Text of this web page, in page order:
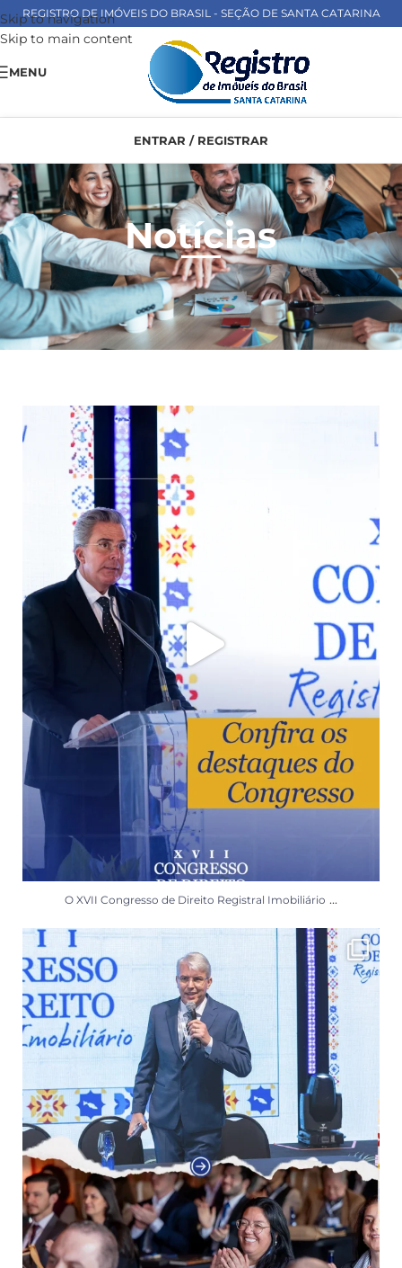
Skip to navigation
Skip to main content
REGISTRO DE IMÓVEIS DO BRASIL - SEÇÃO DE SANTA CATARINA
MENU
ENTRAR / REGISTRAR
Notícias
O XVII Congresso de Direito Registral Imobiliário
37
O XVII Congresso de Direito Registral Imobiliário ...
Uma imersão de conhecimento, reencontros e boas
152